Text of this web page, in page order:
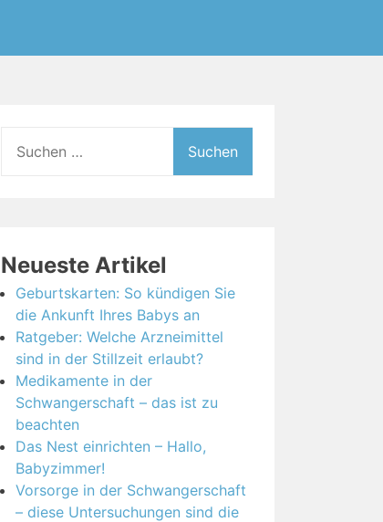
nach:
Neueste Artikel
Geburtskarten: So kündigen Sie
die Ankunft Ihres Babys an
Ratgeber: Welche Arzneimittel
sind in der Stillzeit erlaubt?
Medikamente in der
Schwangerschaft – das ist zu
beachten
Das Nest einrichten – Hallo,
Babyzimmer!
Vorsorge in der Schwangerschaft
– diese Untersuchungen sind die